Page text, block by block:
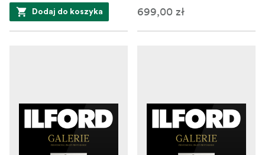
Dodaj do koszyka 699,00 zł